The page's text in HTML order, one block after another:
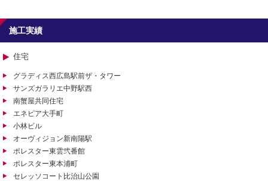
施工実績
住宅
グラディス西広島駅前ザ・タワー
サンズガラリエ中野駅西
南蟹屋共同住宅
エネピア大手町
小林ビル
オーヴィジョン新南陽駅
ポレスター東雲弐番館
ポレスター東本浦町
セレッソコート比治山公園